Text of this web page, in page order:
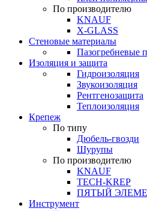
По производителю
KNAUF
X-GLASS
Стеновые материалы
Пазогребневые
Изоляция и защита
Гидроизоляция
Звукоизоляция
Рентгенозащита
Теплоизоляция
Крепеж
По типу
Дюбель-гвозди
Шурупы
По производителю
KNAUF
TECH-KREP
ПЯТЫЙ
Инструмент